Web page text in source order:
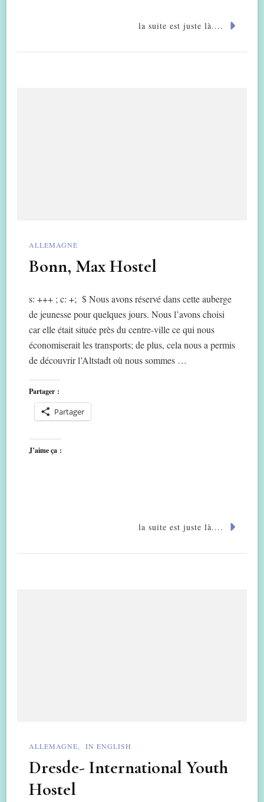
la suite est juste là....
ALLEMAGNE
Bonn, Max Hostel
s: +++ ; c: +; $ Nous avons réservé dans cette auberge
de jeunesse pour quelques jours. Nous l’avons choisi
car elle était située près du centre-ville ce qui nous
économiserait les transports; de plus, cela nous a permis
de découvrir l’Altstadt où nous sommes …
Partager :
Partager
J’aime ça :
la suite est juste là....
ALLEMAGNE IN ENGLISH
Dresde- International Youth
Hostel